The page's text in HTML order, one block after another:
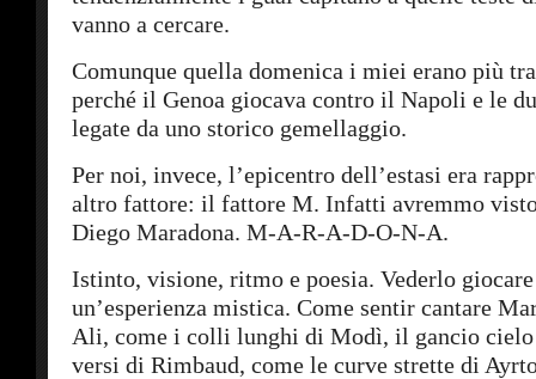
vanno a cercare.
Comunque quella domenica i miei erano più
perché il Genoa giocava contro il Napoli e le
legate da uno storico gemellaggio.
Per noi, invece, l’epicentro dell’estasi era
altro fattore: il fattore M. Infatti avremmo
Diego Maradona. M-A-R-A-D-O-N-A.
Istinto, visione, ritmo e poesia. Vederlo
un’esperienza mistica. Come sentir cantare
Ali, come i colli lunghi di Modì, il gancio
versi di Rimbaud, come le curve strette di